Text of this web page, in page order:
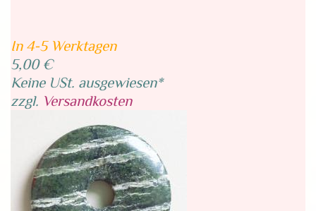
In 4-5 Werktagen
5,00 €
Keine USt. ausgewiesen*
zzgl. Versandkosten